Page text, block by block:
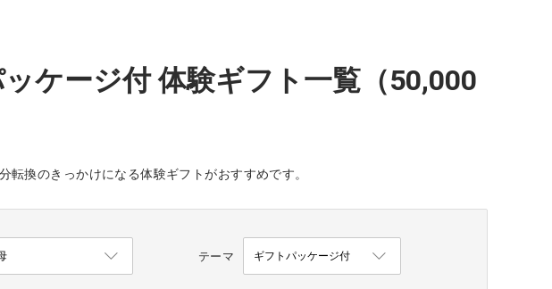
ケージ付 体験ギフト一覧（50,000
転換のきっかけになる体験ギフトがおすすめです。
テーマ